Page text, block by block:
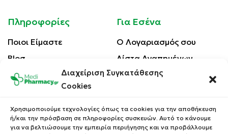
Διαχείριση Συγκατάθεσης
Cookies
Χρησιμοποιούμε τεχνολογίες όπως τα cookies για την αποθήκευση
ή/και την πρόσβαση σε πληροφορίες συσκευών. Αυτό το κάνουμε
για να βελτιώσουμε την εμπειρία περιήγησης και να προβάλλουμε
Πληροφορίες
Ποιοι Είμαστε
Blog
Επικοινωνία
Πολιτική Απορρήτου
Για Εσένα
Ο Λογαριασμός σου
Λίστα Αγαπημένων
Οι Παραγγελίες σου
Κέρδισε Κουπόνι
Έκπτωσης